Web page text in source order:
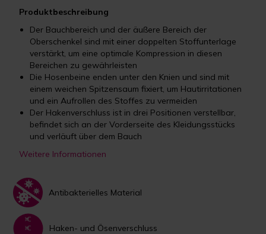
Produktbeschreibung
Der Bauchbereich und der äußere Bereich der
Oberschenkel sind mit einer doppelten Stoffunterlage
verstärkt, um eine optimale Kompression in diesen
Bereichen zu gewährleisten
Die Hosenbeine enden unter den Knien und sind mit
einem weichen Spitzensaum fixiert, um Hautirritationen
und ein Aufrollen des Stoffes zu vermeiden
Der Hakenverschluss ist in drei Positionen verstellbar,
befindet sich an der Vorderseite des Kleidungsstücks
und verläuft über dem Bauch
Weitere Informationen
Antibakterielles Material
Haken- und Ösenverschluss